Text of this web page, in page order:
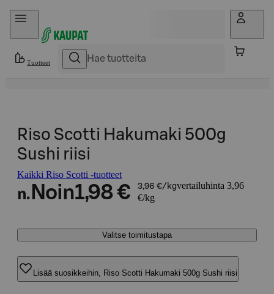
Hyppää sisältöön
Tuotteet
Riso Scotti Hakumaki 500g
Sushi riisi
Kaikki Riso Scotti -tuotteet
n. Noin1,98 € 3,96 €/kgvertailuhinta 3,96
€/kg
Valitse toimitustapa
Lisää suosikkeihin, Riso Scotti Hakumaki 500g Sushi riisi